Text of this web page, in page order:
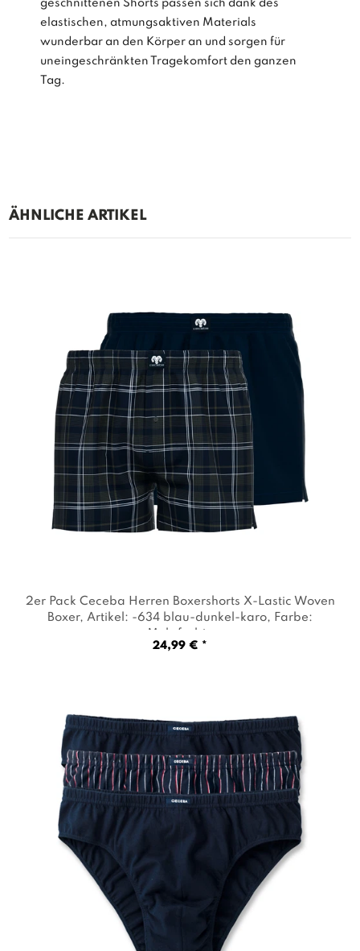
geschnittenen Shorts passen sich dank des
elastischen, atmungsaktiven Materials
wunderbar an den Körper an und sorgen für
uneingeschränkten Tragekomfort den ganzen
Tag.
ÄHNLICHE ARTIKEL
2er Pack Ceceba Herren Boxershorts X-Lastic Woven
Boxer, Artikel: -634 blau-dunkel-karo, Farbe:
Mehrfarbig
24,99 € *